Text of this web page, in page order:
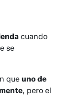
cuando
se
que uno de
, pero el